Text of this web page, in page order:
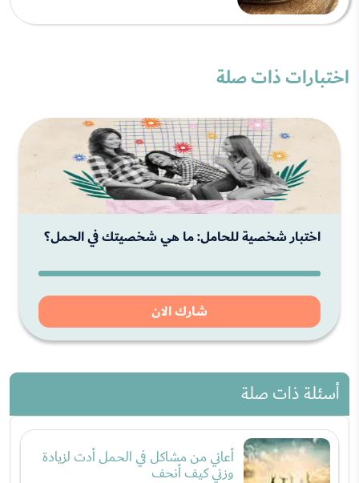
اختبارات ذات صلة
اختبار شخصية للحامل: ما هي شخصيتك في الحمل؟
شارك الان
أسئلة ذات صلة
أعاني من مشاكل في الحمل أدت لزيادة
وزني كيف أنحف